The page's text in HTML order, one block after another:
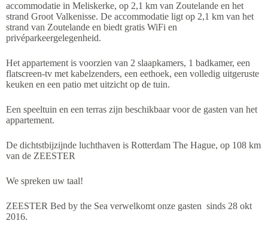
accommodatie in Meliskerke, op 2,1 km van Zoutelande en het
strand Groot Valkenisse. De accommodatie ligt op 2,1 km van het
strand van Zoutelande en biedt gratis WiFi en
privéparkeergelegenheid.
Het appartement is voorzien van 2 slaapkamers, 1 badkamer, een
flatscreen-tv met kabelzenders, een eethoek, een volledig uitgeruste
keuken en een patio met uitzicht op de tuin.
Een speeltuin en een terras zijn beschikbaar voor de gasten van het
appartement.
De dichtstbijzijnde luchthaven is Rotterdam The Hague, op 108 km
van de ZEESTER
We spreken uw taal!
ZEESTER Bed by the Sea verwelkomt onze gasten sinds 28 okt
2016.